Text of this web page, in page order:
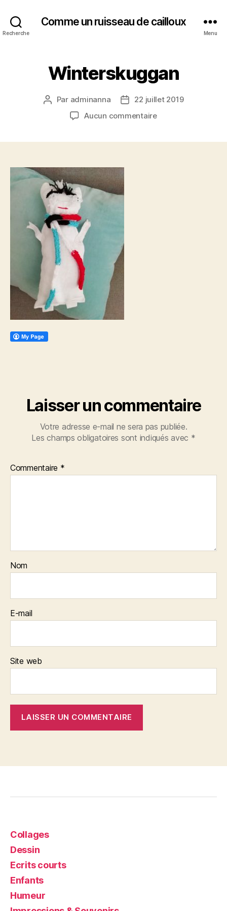
Recherche
Comme un ruisseau de cailloux
Menu
Winterskuggan
Auteur
l’article
Par adminanna
Date22 juillet 2019
Aucun commentairesur
Laisser un commentaire
Votre adresse e-mail ne sera pas publiée.
Les champs obligatoires sont indiqués avec *
Commentaire *
Nom
E-mail
Site web
Collages
Dessin
Ecrits courts
Enfants
Humeur